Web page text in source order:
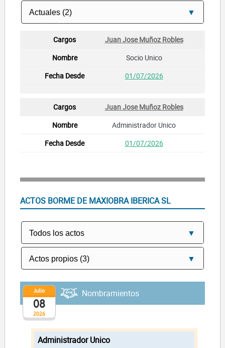
Juan Jose Muñoz Robles
Socio Unico
01/07/2026
Juan Jose Muñoz Robles
Administrador Unico
01/07/2026
ACTOS BORME DE MAXIOBRA IBERICA SL
2026
Julio
08
Nombramientos
Administrador Unico